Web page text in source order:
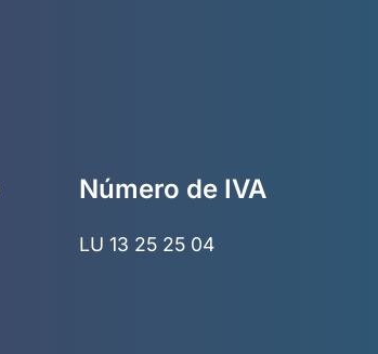
Número de IVA
LU 13 25 25 04